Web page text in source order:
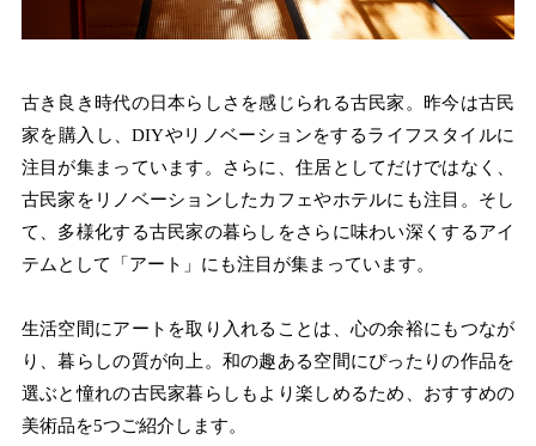
古き良き時代の日本らしさを感じられる古民家。昨今は古民
家を購入し、DIYやリノベーションをするライフスタイルに
注目が集まっています。さらに、住居としてだけではなく、
古民家をリノベーションしたカフェやホテルにも注目。そし
て、多様化する古民家の暮らしをさらに味わい深くするアイ
テムとして「アート」にも注目が集まっています。
生活空間にアートを取り入れることは、心の余裕にもつなが
り、暮らしの質が向上。和の趣ある空間にぴったりの作品を
選ぶと憧れの古民家暮らしもより楽しめるため、おすすめの
美術品を5つご紹介します。